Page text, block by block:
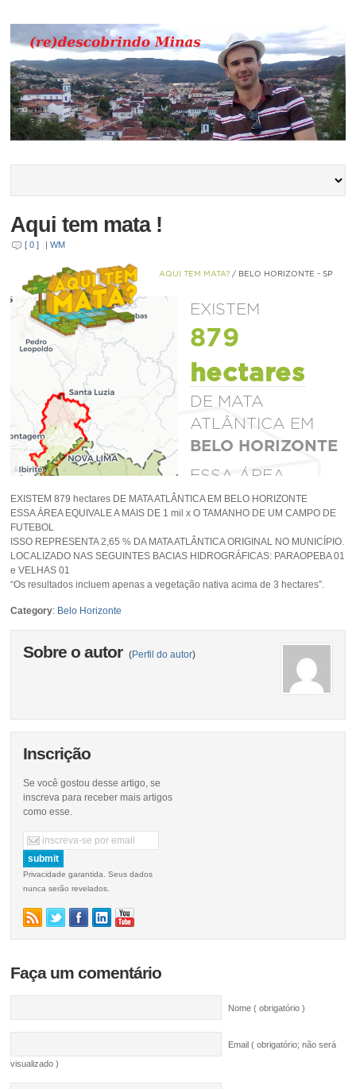
Aqui tem mata !
[ 0 ] |WM
EXISTEM 879 hectares DE MATA ATLÂNTICA EM BELO HORIZONTE
ESSA ÁREA EQUIVALE A MAIS DE 1 mil x O TAMANHO DE UM CAMPO DE
FUTEBOL
ISSO REPRESENTA 2,65 % DA MATA ATLÂNTICA ORIGINAL NO MUNICÍPIO.
LOCALIZADO NAS SEGUINTES BACIAS HIDROGRÁFICAS: PARAOPEBA 01
e VELHAS 01
“Os resultados incluem apenas a vegetação nativa acima de 3 hectares”.
Category: Belo Horizonte
Sobre o autor (Perfil do autor)
Inscrição
Se você gostou desse artigo, se
inscreva para receber mais artigos
como esse.
Privacidade garantida. Seus dados
nunca serão revelados.
Faça um comentário
Nome ( obrigatório )
Email ( obrigatório; não será
visualizado )